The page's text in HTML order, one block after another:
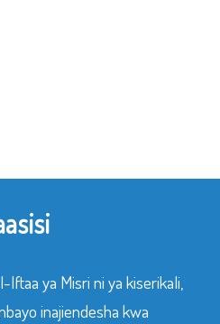
Iftaa ya Misri ni ya kiserikali,
inajiendesha kwa